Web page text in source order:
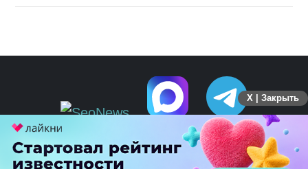
X | Закрыть
ПЕРЕЙТИ НА ПОЛНУЮ ВЕРСИЮ
© SEOnews.ru Все права защищены. 2026